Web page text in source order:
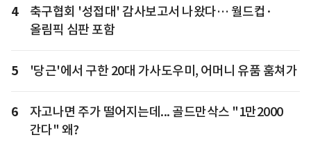
4
축구협회 '성접대' 감사보고서 나왔다… 월드컵·
올림픽 심판 포함
5 '당근'에서 구한 20대 가사도우미, 어머니 유품 훔쳐가
6
자고나면 주가 떨어지는데... 골드만삭스 "1만2000
간다" 왜?